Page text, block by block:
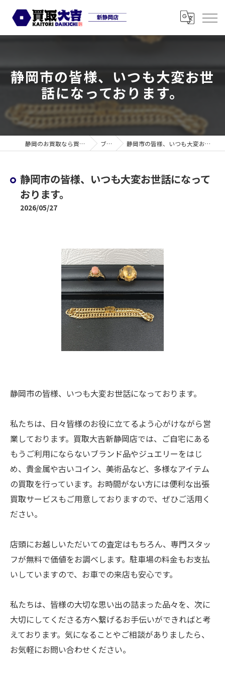
静岡市の皆様、いつも大変お世
話になっております。
静岡のお買取なら買取大吉 新静岡店 ブログ 静岡市の皆様、いつも大変お世話になっております。
静岡市の皆様、いつも大変お世話になって
おります。
2026/05/27
静岡市の皆様、いつも大変お世話になっております。
私たちは、日々皆様のお役に立てるよう心がけながら営
業しております。買取大吉新静岡店では、ご自宅にある
もうご利用にならないブランド品やジュエリーをはじ
め、貴金属や古いコイン、美術品など、多様なアイテム
の買取を行っています。お時間がない方には便利な出張
買取サービスもご用意しておりますので、ぜひご活用く
ださい。
店頭にお越しいただいての査定はもちろん、専門スタッ
フが無料で価値をお調べします。駐車場の料金もお支払
いしていますので、お車での来店も安心です。
私たちは、皆様の大切な思い出の詰まった品々を、次に
大切にしてくださる方へ繋げるお手伝いができればと考
えております。気になることやご相談がありましたら、
お気軽にお問い合わせください。